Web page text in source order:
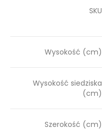
SKU
Wysokość (cm)
Wysokość siedziska
(cm)
Szerokość (cm)